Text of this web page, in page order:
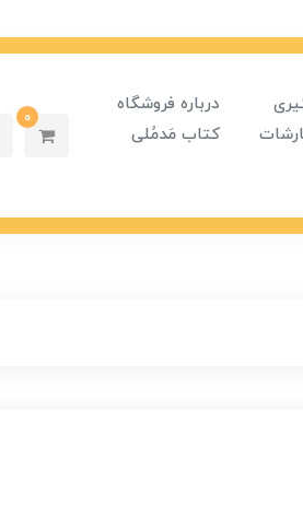
درباره فروشگاه
کتاب مَدمُلی
0